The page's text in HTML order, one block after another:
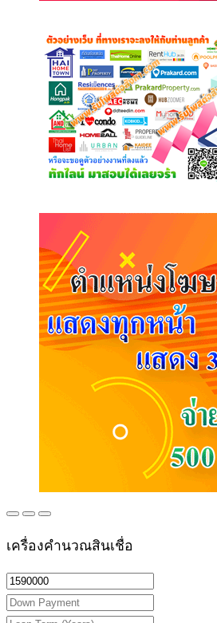
เครื่องคำนวณสินเชื่อ